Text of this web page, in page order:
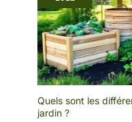
Quels sont les
jardin ?